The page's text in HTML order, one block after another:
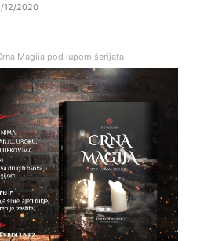
12/2020
Magija pod lupom šerijata